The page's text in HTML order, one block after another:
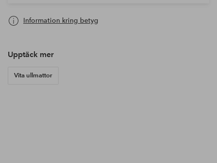
Information kring betyg
Upptäck mer
Vita ullmattor